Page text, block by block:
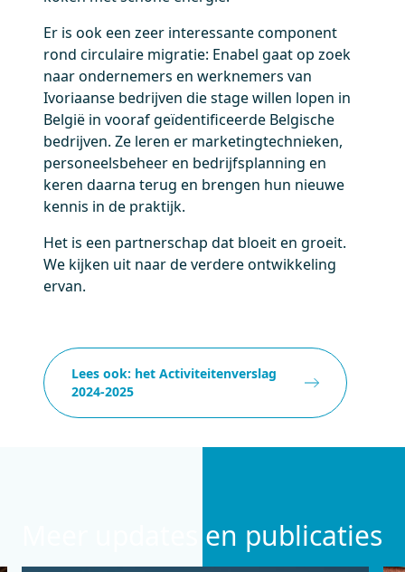
Er is ook een zeer interessante component
rond circulaire migratie: Enabel gaat op zoek
naar ondernemers en werknemers van
Ivoriaanse bedrijven die stage willen lopen in
België in vooraf geïdentificeerde Belgische
bedrijven. Ze leren er marketingtechnieken,
personeelsbeheer en bedrijfsplanning en
keren daarna terug en brengen hun nieuwe
kennis in de praktijk.
Het is een partnerschap dat bloeit en groeit.
We kijken uit naar de verdere ontwikkeling
ervan.
Lees ook: het Activiteitenverslag
2024-2025
Meer updates en publicaties